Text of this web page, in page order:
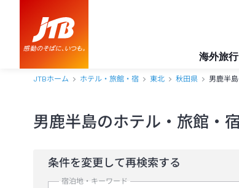
海外旅行
JTBホーム ホテル・旅館・宿 東北 秋田県 男鹿半
男鹿半島のホテル・旅館・
条件を変更して再検索する
宿泊地・キーワード